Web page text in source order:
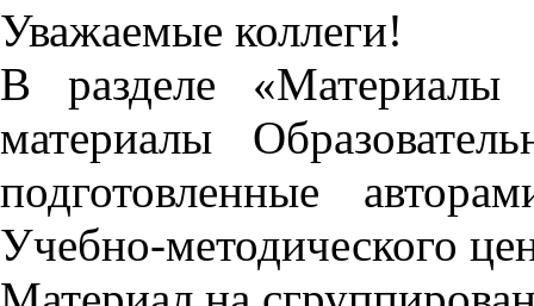
Уважаемые коллеги!
В разделе «Материалы
материалы
подготовленные
Учебно-методического